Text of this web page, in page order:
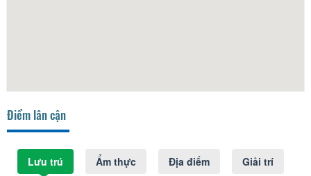
Điểm lân cận
Lưu trú Ẩm thực Địa điểm Giải trí